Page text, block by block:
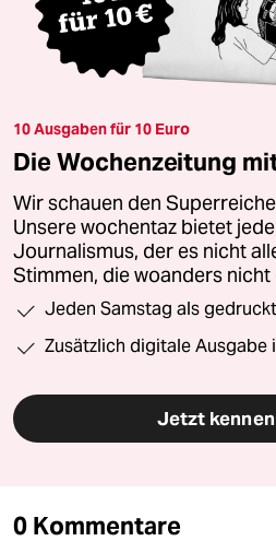
10 Ausgaben für 10 Euro
Die Wochenzeitung
Wir schauen den
Unsere wochentaz bietet
Journalismus, der es nicht
Stimmen, die woanders
Jeden Samstag als
Zusätzlich digitale Ausgabe
Jetzt
0 Kommentare